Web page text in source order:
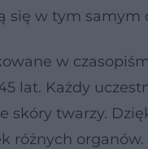
się w tym samym
w
lat. Każdy
skóry twarzy.
różnych